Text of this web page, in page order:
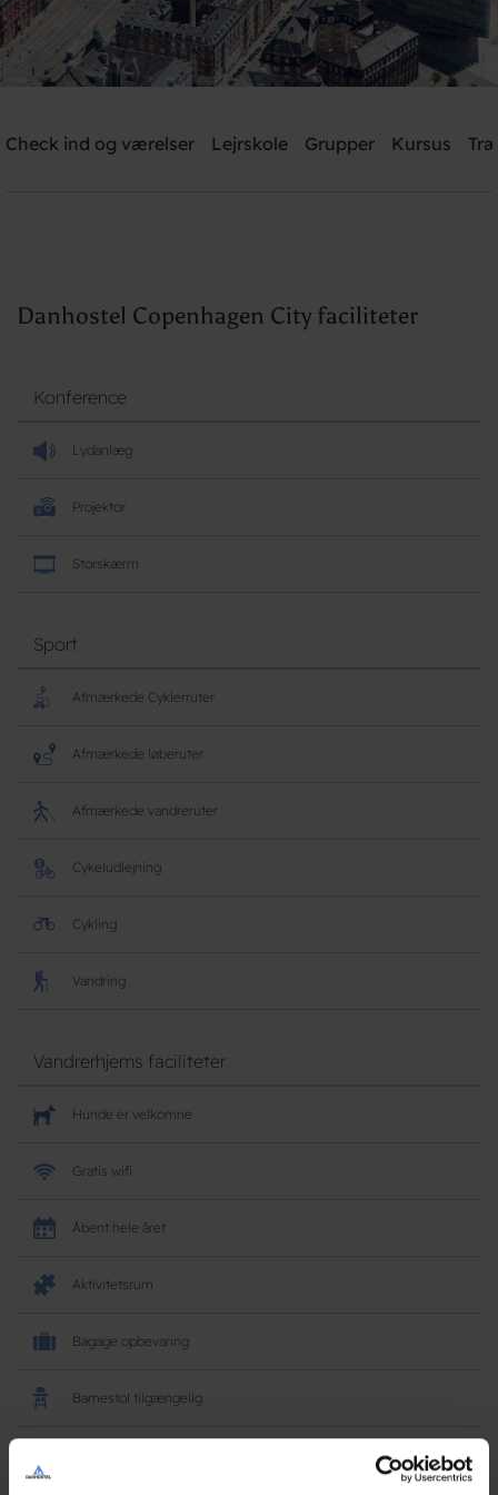
Brug for hjælp? Ring +45 3311 8585
Check ind og værelser Lejrskole Grupper Kursus
Danhostel Copenhagen City faciliteter
Konference
Lydanlæg
Projektor
Storskærm
Sport
Afmærkede Cyklerruter
Afmærkede løberuter
Afmærkede vandreruter
Cykeludlejning
Cykling
Vandring
Vandrerhjems faciliteter
Hunde er velkomne
Gratis wifi
Åbent hele året
Aktivitetsrum
Bagage opbevaring
Barnestol tilgængelig